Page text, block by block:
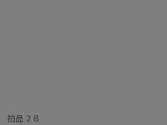
拍品 2 B